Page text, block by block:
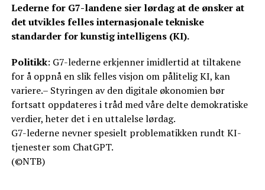
Lederne for G7-landene sier lørdag at de ønsker at
det utvikles felles internasjonale tekniske
standarder for kunstig intelligens (KI).
Politikk: G7-lederne erkjenner imidlertid at tiltakene
for å oppnå en slik felles visjon om pålitelig KI, kan
variere.– Styringen av den digitale økonomien bør
fortsatt oppdateres i tråd med våre delte demokratiske
verdier, heter det i en uttalelse lørdag.
G7-lederne nevner spesielt problematikken rundt KI-
tjenester som ChatGPT.
(©NTB)